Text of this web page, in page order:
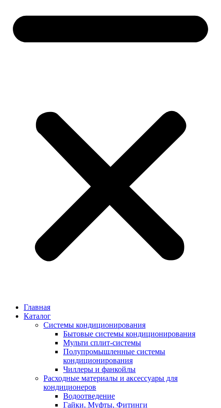
Главная
Каталог
Системы кондиционирования
Бытовые системы кондиционирования
Мульти сплит-системы
Полупромышленные системы
кондиционирования
Чиллеры и фанкойлы
Расходные материалы и аксессуары для
кондиционеров
Водоотведение
Гайки, Муфты, Фитинги